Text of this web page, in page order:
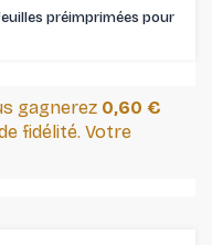
préimprimées pour
gagnerez 0,60 €
fidélité. Votre